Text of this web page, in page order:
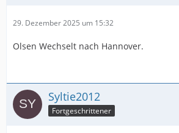
29. Dezember 2025 um 15:32
Olsen Wechselt nach Hannover.
Syltie2012
Fortgeschrittener